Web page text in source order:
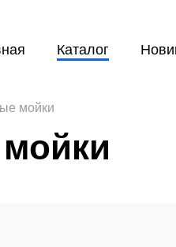
Каталог
мойки